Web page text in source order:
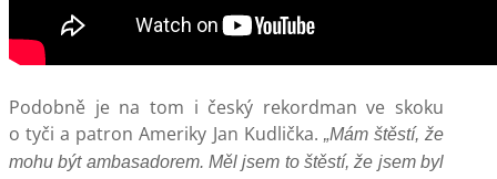
Podobně je na tom i český rekordman ve skoku
o tyči a patron Ameriky Jan Kudlička. „Mám štěstí, že
mohu být ambasadorem. Měl jsem to štěstí, že jsem byl